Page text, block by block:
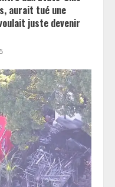
aurait tué une
juste devenir